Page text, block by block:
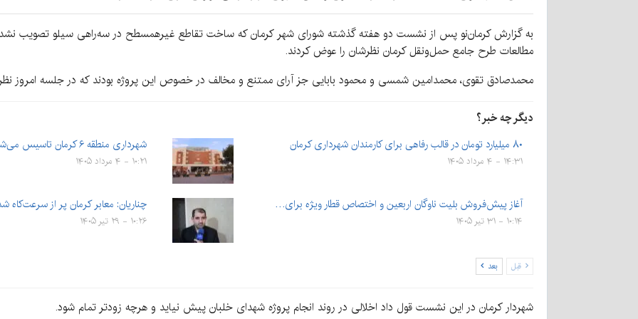
به گزارش کرمان‌نو پس از نشست دو هفته گذشته شورای شهر کرمان که ساخت تقاطع غیرهمسطح در سه‌راهی سیلو تصویب
مطالعات طرح جامع حمل‌ونقل کرمان نظرشان را عوض کردند.
محمدصادق تقوی، محمدامین شمسی و محمود بابایی جز آرای ممتنع و مخالف در خصوص این پروژه بودند که در جلسه امروز
دیگر چه خبر؟
۸۰ میلیارد تومان در قالب رفاهی برای کارمندان شهرداری کرمان
۱۴:۳۱ - ۴ مرداد ۱۴۰۵
شهرداری منطقه ۶ کرمان تاسيس می‌شود
۱۰:۲۱ - ۴ مرداد ۱۴۰۵
آغاز پیش‌فروش بلیت‌ ناوگان اربعین و اختصاص قطار ویژه برای…
۱۰:۱۴ - ۳۱ تیر ۱۴۰۵
چناریان: معابر کرمان پر از
۱۰:۲۶ - ۲۹ تیر ۱۴۰۵
قبل بعد
شهردار کرمان در این نشست قول داد اخلالی در روند انجام پروژه شهدای خلبان پیش نیاید و هرچه زودتر تمام شود.